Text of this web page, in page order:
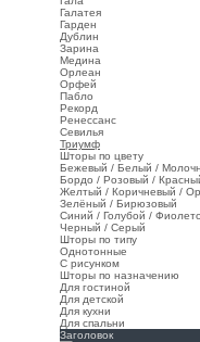
Галатея
Гарден
Дублин
Зарина
Медина
Орлеан
Орфей
Пабло
Рекорд
Ренессанс
Севилья
Триумф
Шторы по цвету
Бежевый / Белый /
Бордо / Розовый /
Желтый / Коричневый /
Зелёный / Бирюзовый
Синий / Голубой /
Черный / Серый
Шторы по типу
Однотонные
С рисунком
Шторы по назначению
Для гостиной
Для детской
Для кухни
Для спальни
Заголовок